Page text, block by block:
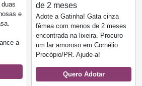
e
a
de 2 meses
Adote a Gatinha! Gata cinza
fêmea com menos de 2 meses
encontrada na lixeira. Procuro
um lar amoroso em Cornélio
Procópio/PR. Ajude-a!
Quero Adotar